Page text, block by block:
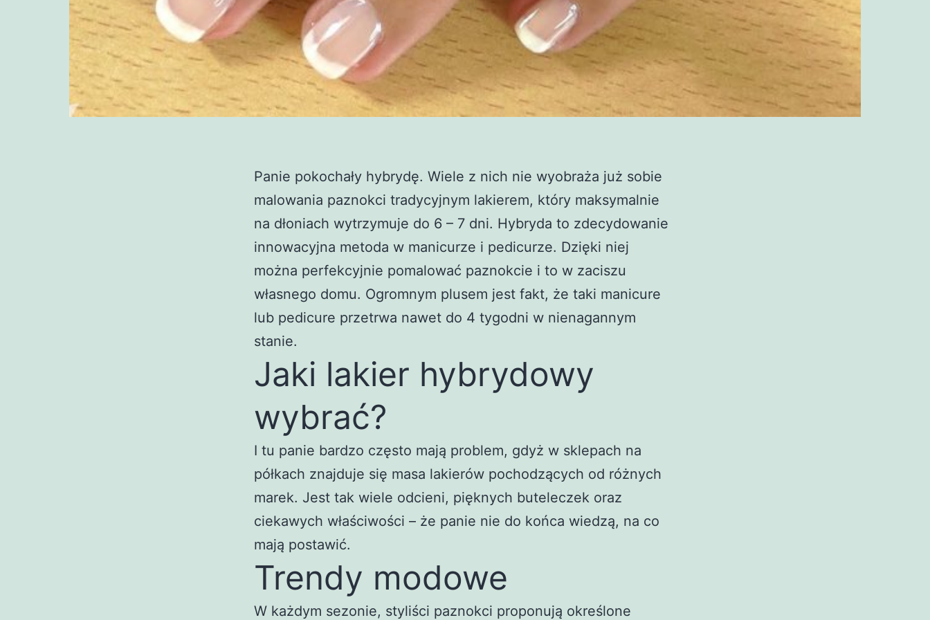
Panie pokochały hybrydę. Wiele z nich nie wyobraża już sobie
malowania paznokci tradycyjnym lakierem, który maksymalnie
na dłoniach wytrzymuje do 6 – 7 dni. Hybryda to zdecydowanie
innowacyjna metoda w manicurze i pedicurze. Dzięki niej
można perfekcyjnie pomalować paznokcie i to w zaciszu
własnego domu. Ogromnym plusem jest fakt, że taki manicure
lub pedicure przetrwa nawet do 4 tygodni w nienagannym
stanie.
Jaki lakier hybrydowy
wybrać?
I tu panie bardzo często mają problem, gdyż w sklepach na
półkach znajduje się masa lakierów pochodzących od różnych
marek. Jest tak wiele odcieni, pięknych buteleczek oraz
ciekawych właściwości – że panie nie do końca wiedzą, na co
mają postawić.
Trendy modowe
W każdym sezonie, styliści paznokci proponują określone